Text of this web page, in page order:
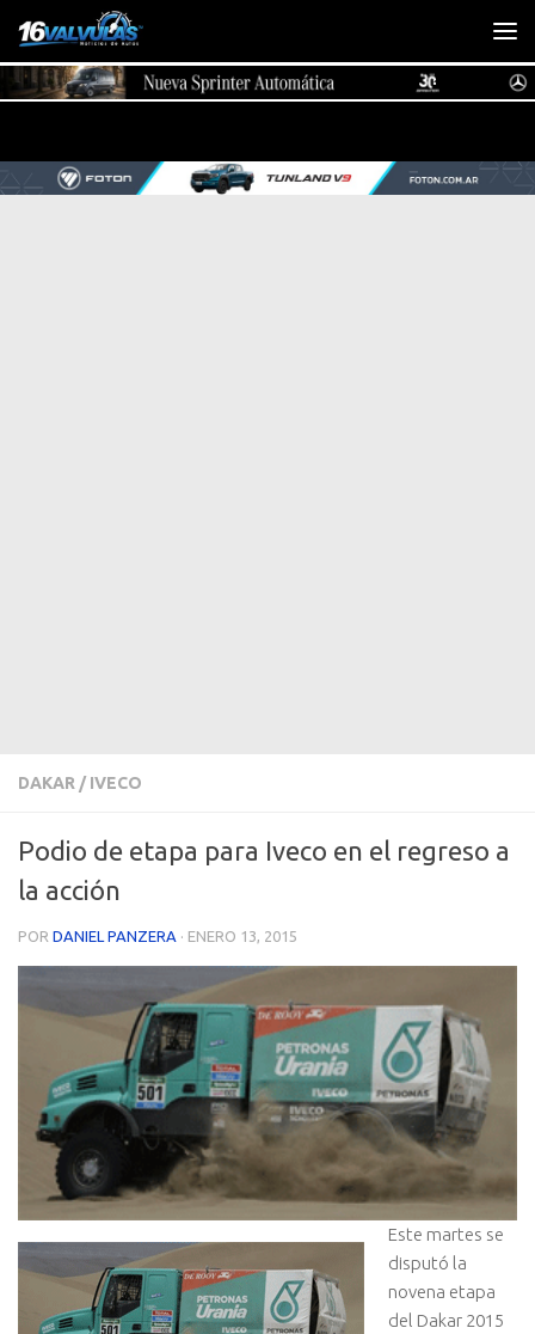
Saltar al contenido
DAKAR / IVECO
Podio de etapa para Iveco en el regreso a
la acción
POR DANIEL PANZERA · ENERO 13, 2015
Este martes se
disputó la
novena etapa
del Dakar 2015